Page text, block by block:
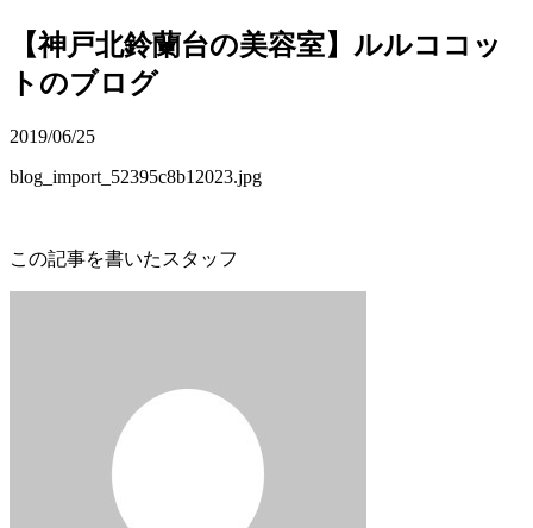
【神戸北鈴蘭台の美容室】ルルココッ
トのブログ
2019/06/25
blog_import_52395c8b12023.jpg
この記事を書いたスタッフ